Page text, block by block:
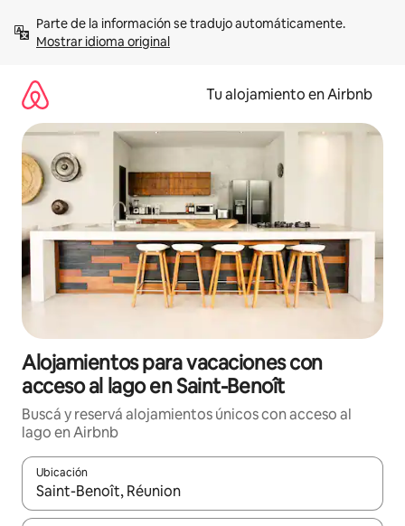
contenidoMostrar idioma original
Tu alojamiento en Airbnb
Alojamientos para vacaciones con
acceso al lago en Saint-Benoît
Buscá y reservá alojamientos únicos con acceso al
lago en Airbnb
Ubicación
Cuando los resultados estén disponibles, navegá con las